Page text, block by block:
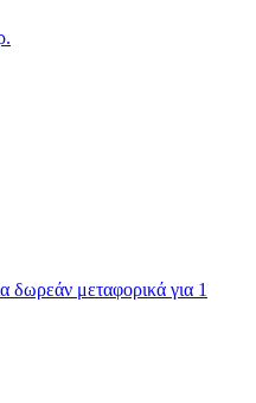
δωρεάν μεταφορικά για 1